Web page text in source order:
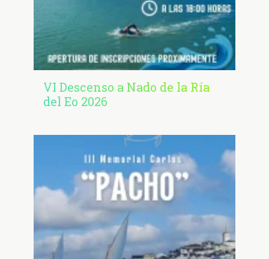
VI Descenso a Nado de la Ría
del Eo 2026